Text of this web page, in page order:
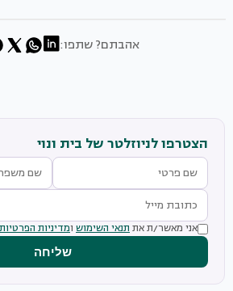
אהבתם? שתפו:
הצטרפו לניוזלטר של בית ונוי
אני מאשר/ת את תנאי השימוש ומדיניות הפרטיות
שליחה